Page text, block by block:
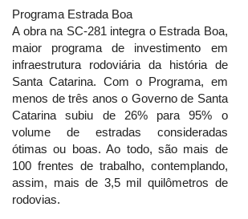
Programa Estrada Boa
A obra na SC-281 integra o Estrada Boa,
maior programa de investimento em
infraestrutura rodoviária da história de
Santa Catarina. Com o Programa, em
menos de três anos o Governo de Santa
Catarina subiu de 26% para 95% o
volume de estradas consideradas
ótimas ou boas. Ao todo, são mais de
100 frentes de trabalho, contemplando,
assim, mais de 3,5 mil quilômetros de
rodovias.